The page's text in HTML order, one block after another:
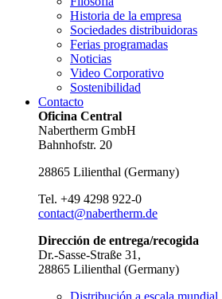
Historia de la empresa
Sociedades distribuidoras
Ferias programadas
Noticias
Video Corporativo
Sostenibilidad
Contacto
Oficina Central
Nabertherm GmbH
Bahnhofstr. 20
28865 Lilienthal (Germany)
Tel. +49 4298 922-0
contact@nabertherm.de
Dirección de entrega/recogida
Dr.-Sasse-Straße 31,
28865 Lilienthal (Germany)
Distribución a escala mundial